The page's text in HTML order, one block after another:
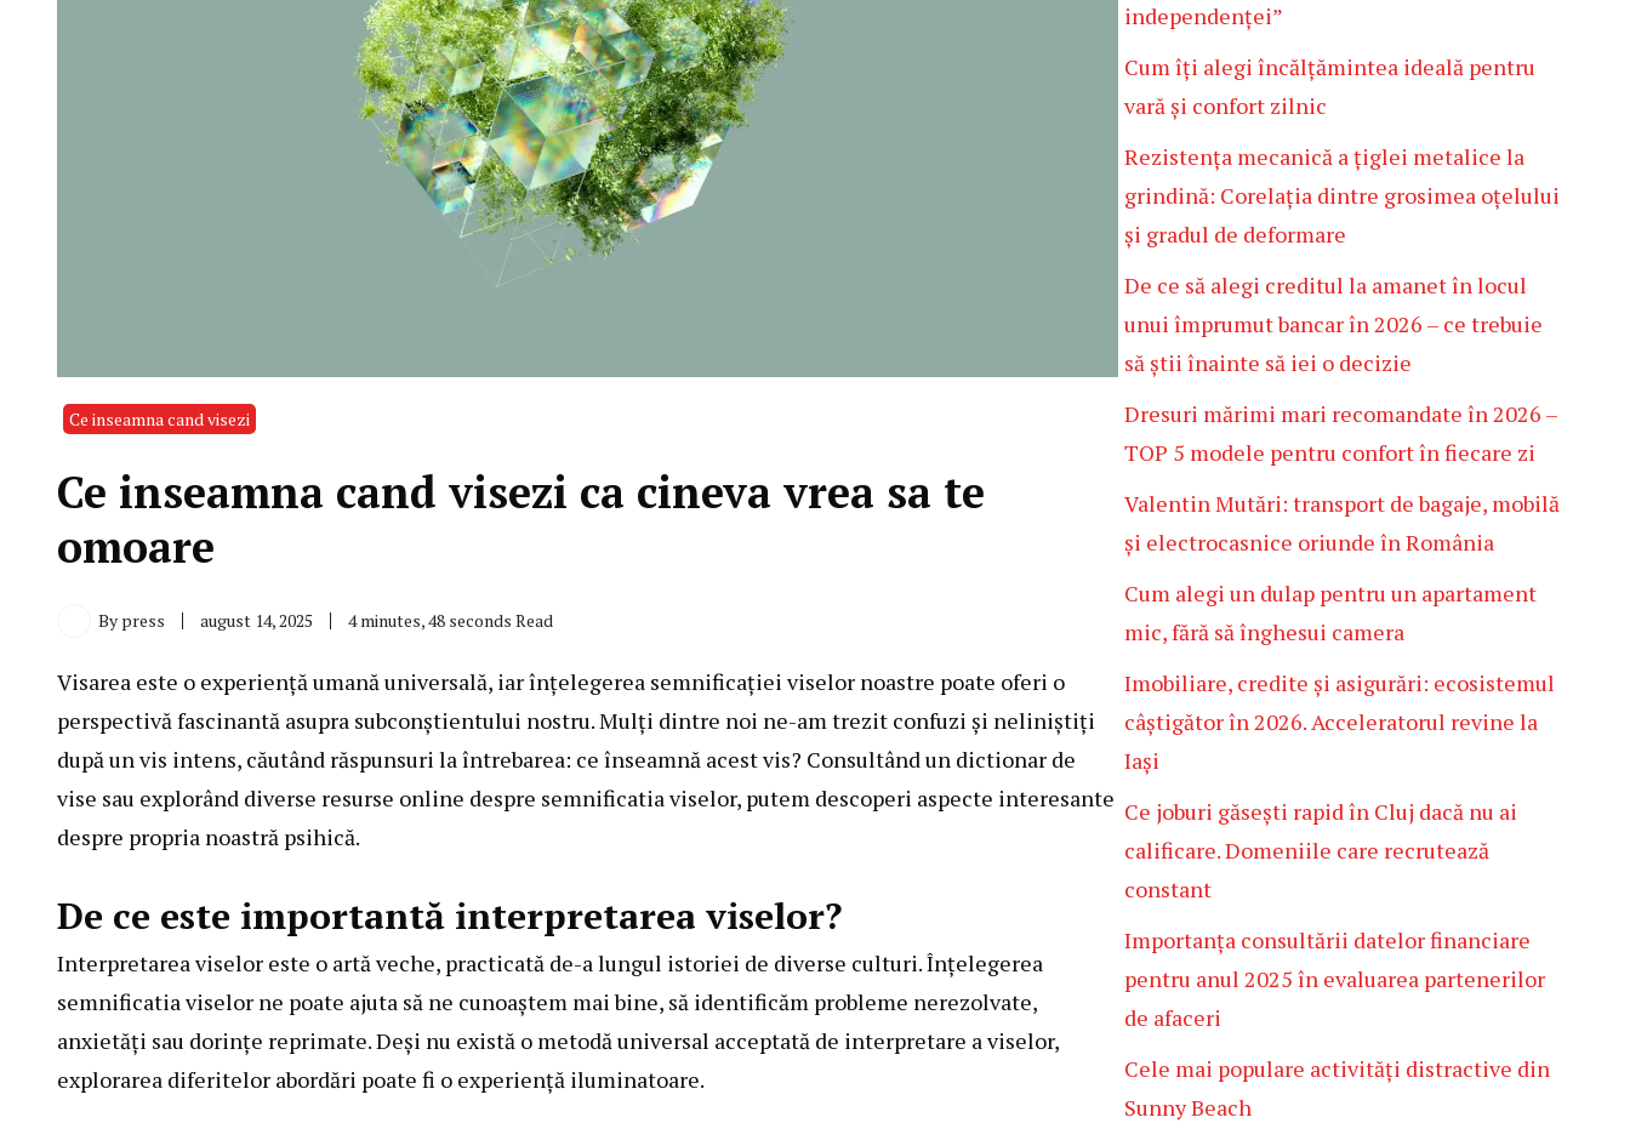
Ce inseamna cand visezi
Ce inseamna cand visezi ca cineva vrea sa te
omoare
By press august 14, 2025 4 minutes, 48 seconds Read
Visarea este o experiență umană universală, iar înțelegerea semnificației viselor noastre poate oferi o
perspectivă fascinantă asupra subconștientului nostru. Mulți dintre noi ne-am trezit confuzi și neliniștiți
după un vis intens, căutând răspunsuri la întrebarea: ce înseamnă acest vis? Consultând un dictionar de
vise sau explorând diverse resurse online despre semnificatia viselor, putem descoperi aspecte interesante
despre propria noastră psihică.
De ce este importantă interpretarea viselor?
Interpretarea viselor este o artă veche, practicată de-a lungul istoriei de diverse culturi. Înțelegerea
semnificatia viselor ne poate ajuta să ne cunoaștem mai bine, să identificăm probleme nerezolvate,
anxietăți sau dorințe reprimate. Deși nu există o metodă universal acceptată de interpretare a viselor,
explorarea diferitelor abordări poate fi o experiență iluminatoare.
independenței”
Cum îți alegi încălțămintea ideală pentru
vară și confort zilnic
Rezistența mecanică a țiglei metalice la
grindină: Corelația dintre grosimea oțelului
și gradul de deformare
De ce să alegi creditul la amanet în locul
unui împrumut bancar în 2026 – ce trebuie
să știi înainte să iei o decizie
Dresuri mărimi mari recomandate în 2026 –
TOP 5 modele pentru confort în fiecare zi
Valentin Mutări: transport de bagaje, mobilă
și electrocasnice oriunde în România
Cum alegi un dulap pentru un apartament
mic, fără să înghesui camera
Imobiliare, credite și asigurări: ecosistemul
câștigător în 2026. Acceleratorul revine la
Iași
Ce joburi găsești rapid în Cluj dacă nu ai
calificare. Domeniile care recrutează
constant
Importanța consultării datelor financiare
pentru anul 2025 în evaluarea partenerilor
de afaceri
Cele mai populare activități distractive din
Sunny Beach